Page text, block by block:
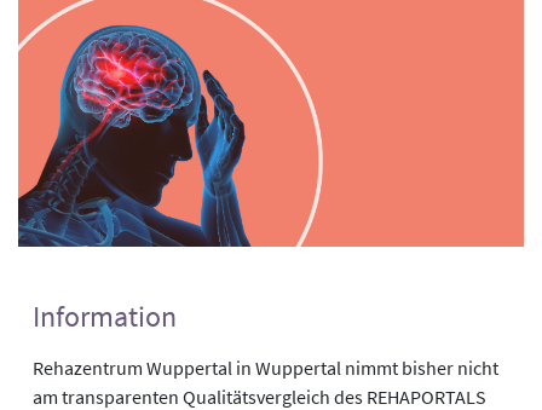
Information
Rehazentrum Wuppertal in Wuppertal nimmt bisher nicht
am transparenten Qualitätsvergleich des REHAPORTALS